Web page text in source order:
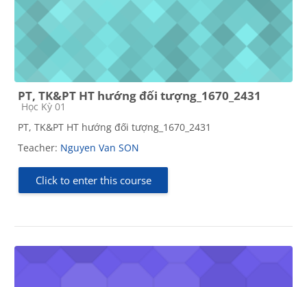
PT, TK&PT HT hướng đối tượng_1670_2431
Course category
Học Kỳ 01
PT, TK&PT HT hướng đối tượng_1670_2431
Teacher: Nguyen Van SON
Click to enter this course